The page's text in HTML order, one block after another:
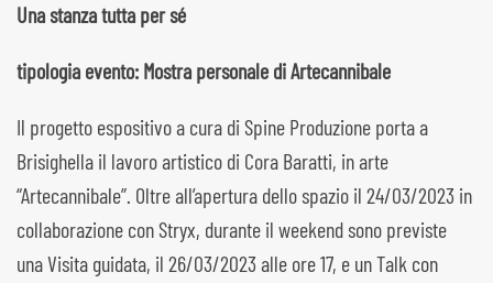
Una stanza tutta per sé
tipologia evento: Mostra personale di Artecannibale
Il progetto espositivo a cura di Spine Produzione porta a
Brisighella il lavoro artistico di Cora Baratti, in arte
“Artecannibale”. Oltre all’apertura dello spazio il 24/03/2023 in
collaborazione con Stryx, durante il weekend sono previste
una Visita guidata, il 26/03/2023 alle ore 17, e un Talk con